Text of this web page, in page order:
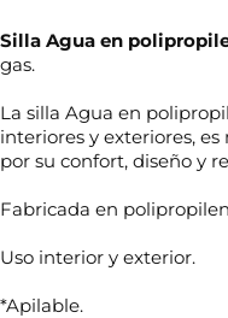
Silla Agua en
gas.
La silla Agua en
interiores y exteriores,
por su confort, diseño y
Fabricada en
Uso interior y exterior.
*Apilable.